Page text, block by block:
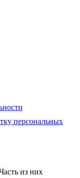
персональных
из них